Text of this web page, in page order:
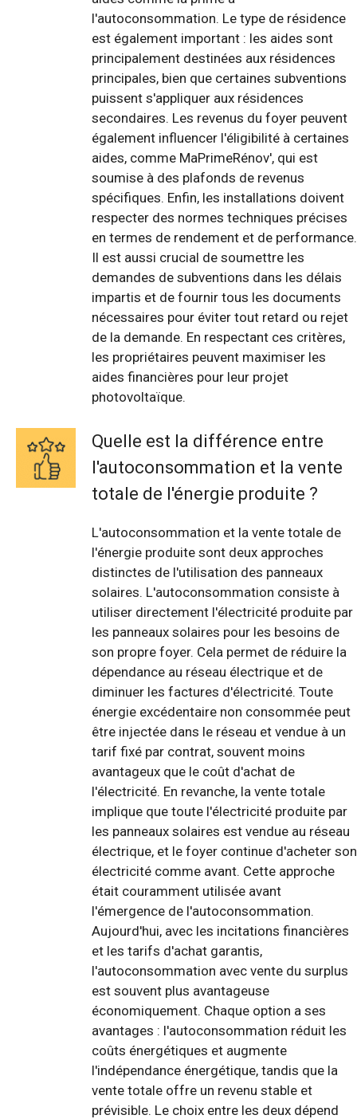
l'autoconsommation. Le type de résidence
est également important : les aides sont
principalement destinées aux résidences
principales, bien que certaines subventions
puissent s'appliquer aux résidences
secondaires. Les revenus du foyer peuvent
également influencer l'éligibilité à certaines
aides, comme MaPrimeRénov', qui est
soumise à des plafonds de revenus
spécifiques. Enfin, les installations doivent
respecter des normes techniques précises
en termes de rendement et de performance.
Il est aussi crucial de soumettre les
demandes de subventions dans les délais
impartis et de fournir tous les documents
nécessaires pour éviter tout retard ou rejet
de la demande. En respectant ces critères,
les propriétaires peuvent maximiser les
aides financières pour leur projet
photovoltaïque.
Quelle est la différence entre
l'autoconsommation et la vente
totale de l'énergie produite ?
L'autoconsommation et la vente totale de
l'énergie produite sont deux approches
distinctes de l'utilisation des panneaux
solaires. L'autoconsommation consiste à
utiliser directement l'électricité produite par
les panneaux solaires pour les besoins de
son propre foyer. Cela permet de réduire la
dépendance au réseau électrique et de
diminuer les factures d'électricité. Toute
énergie excédentaire non consommée peut
être injectée dans le réseau et vendue à un
tarif fixé par contrat, souvent moins
avantageux que le coût d'achat de
l'électricité. En revanche, la vente totale
implique que toute l'électricité produite par
les panneaux solaires est vendue au réseau
électrique, et le foyer continue d'acheter son
électricité comme avant. Cette approche
était couramment utilisée avant
l'émergence de l'autoconsommation.
Aujourd'hui, avec les incitations financières
et les tarifs d'achat garantis,
l'autoconsommation avec vente du surplus
est souvent plus avantageuse
économiquement. Chaque option a ses
avantages : l'autoconsommation réduit les
coûts énergétiques et augmente
l'indépendance énergétique, tandis que la
vente totale offre un revenu stable et
prévisible. Le choix entre les deux dépend